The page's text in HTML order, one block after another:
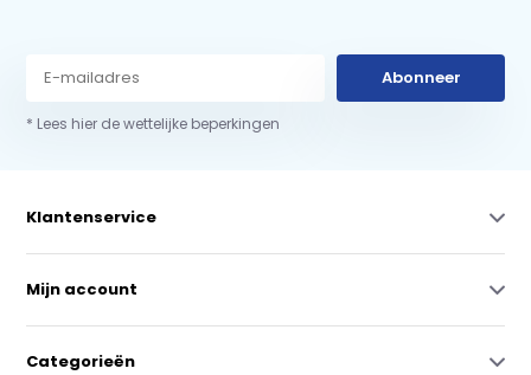
Abonneer
* Lees hier de wettelijke beperkingen
Klantenservice
Mijn account
Categorieën